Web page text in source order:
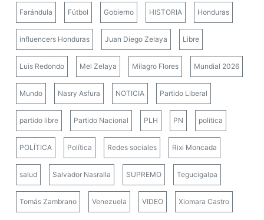
Farándula Fútbol Gobierno HISTORIA Honduras
influencers Honduras Juan Diego Zelaya Libre
Luis Redondo Mel Zelaya Milagro Flores Mundial 2026
Mundo Nasry Asfura NOTICIA Partido Liberal
partido libre Partido Nacional PLH PN politica
POLÍTICA Política Redes sociales Rixi Moncada
salud Salvador Nasralla SUPREMO Tegucigalpa
Tomás Zambrano Venezuela VIDEO Xiomara Castro